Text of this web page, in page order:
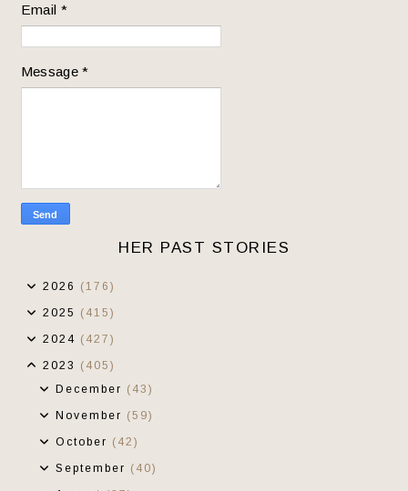
Email *
Message*
HER PAST STORIES
2026 (176)
2025 (415)
2024 (427)
2023 (405)
December (43)
November (59)
October (42)
September (40)